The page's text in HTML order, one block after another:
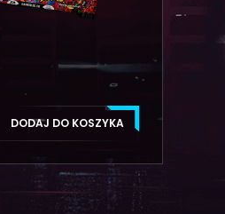
DODAJ DO KOSZYKA